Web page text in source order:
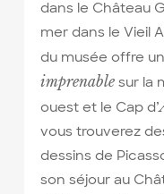
dans le Château
mer dans le Vieil
du musée offre
imprenablesur la
ouest et le Cap d’
vous trouverez
dessins de
son séjour au